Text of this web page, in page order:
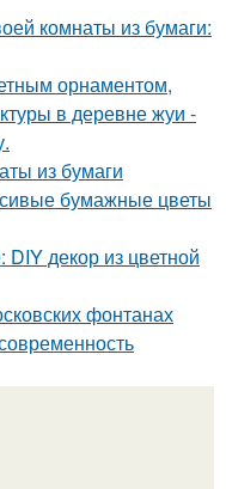
комнаты из бумаги:
орнаментом,
в деревне жуи -
из бумаги
бумажные цветы
DIY декор из цветной
фонтанах